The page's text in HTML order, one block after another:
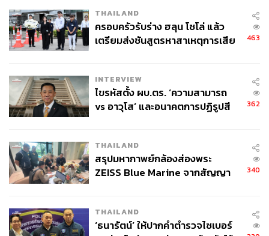
THAILAND
ครอบครัวรับร่าง ฮลุน โซโล่ แล้ว
เตรียมส่งชันสูตรหาสาเหตุการเสีย
463
INTERVIEW
ไขรหัสตั้ง ผบ.ตร. ‘ความสามารถ
vs อาวุโส’ และอนาคตการปฏิรูปสี
362
THAILAND
สรุปมหากาพย์กล้องส่องพระ
ZEISS Blue Marine จากสัญญา
จ่ายหนี้-แอบระบุแบรนด์
340
THAILAND
‘ธนารัตน์’ ให้ปากคำตำรวจไซเบอร์